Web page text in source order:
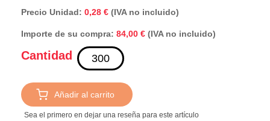
Precio Unidad: 0,28 € (IVA no incluido)
Importe de su compra: 84,00 € (IVA no incluido)
Cantidad
Añadir al carrito
Sea el primero en dejar una reseña para este artículo